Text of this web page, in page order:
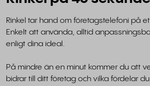
Rinkel tar hand om företagstelefoni på
Enkelt att använda, alltid
enligt dina ideal.
På mindre än en minut kommer du att
bidrar till ditt företag och vilka fördelar